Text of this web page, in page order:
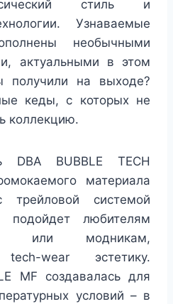
стиль и
Узнаваемые
необычными
актуальными в этом
на выходе?
кеды, с которых не
коллекцию.
DBA BUBBLE TECH
материала
трейловой системой
подойдет любителям
или модникам,
wear эстетику.
MF создавалась для
условий – в